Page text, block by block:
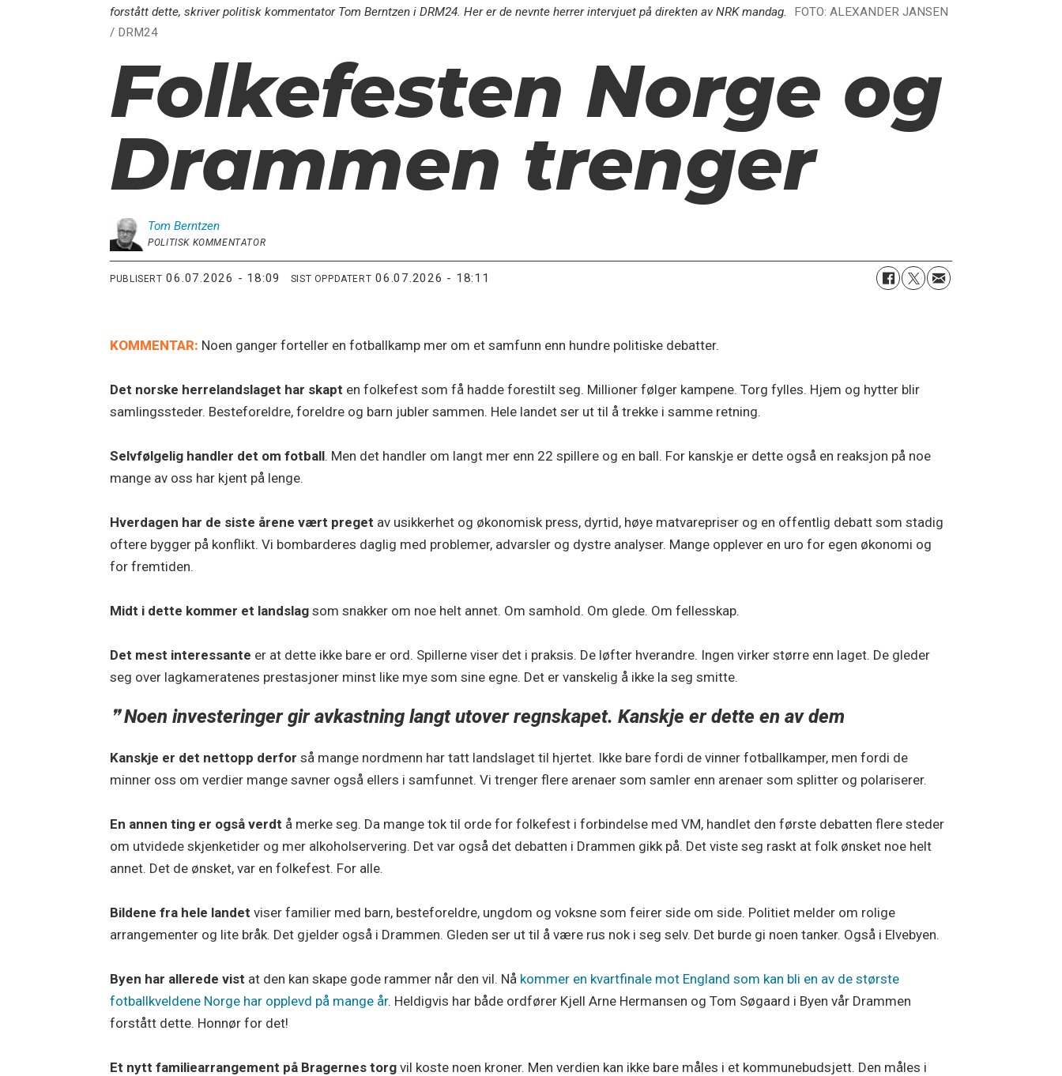
forstått dette, skriver politisk kommentator Tom Berntzen i DRM24. Her er de nevnte herrer intervjuet på direkten av NRK mandag.
FOTO: ALEXANDER JANSEN
/ DRM24
Folkefesten Norge og
Drammen trenger
Tom Berntzen
POLITISK KOMMENTATOR
PUBLISERT 06.07.2026 - 18:09 SIST OPPDATERT 06.07.2026 - 18:11
KOMMENTAR: Noen ganger forteller en fotballkamp mer om et samfunn enn hundre politiske debatter.
Det norske herrelandslaget har skapt en folkefest som få hadde forestilt seg. Millioner følger kampene. Torg fylles. Hjem og hytter blir
samlingssteder. Besteforeldre, foreldre og barn jubler sammen. Hele landet ser ut til å trekke i samme retning.
Selvfølgelig handler det om fotball. Men det handler om langt mer enn 22 spillere og en ball. For kanskje er dette også en reaksjon på noe
mange av oss har kjent på lenge.
Hverdagen har de siste årene vært preget av usikkerhet og økonomisk press, dyrtid, høye matvarepriser og en offentlig debatt som stadig
oftere bygger på konflikt. Vi bombarderes daglig med problemer, advarsler og dystre analyser. Mange opplever en uro for egen økonomi og
for fremtiden.
Midt i dette kommer et landslag som snakker om noe helt annet. Om samhold. Om glede. Om fellesskap.
Det mest interessante er at dette ikke bare er ord. Spillerne viser det i praksis. De løfter hverandre. Ingen virker større enn laget. De gleder
seg over lagkameratenes prestasjoner minst like mye som sine egne. Det er vanskelig å ikke la seg smitte.
Noen investeringer gir avkastning langt utover regnskapet. Kanskje er dette en av dem
Kanskje er det nettopp derfor så mange nordmenn har tatt landslaget til hjertet. Ikke bare fordi de vinner fotballkamper, men fordi de
minner oss om verdier mange savner også ellers i samfunnet. Vi trenger flere arenaer som samler enn arenaer som splitter og polariserer.
En annen ting er også verdt å merke seg. Da mange tok til orde for folkefest i forbindelse med VM, handlet den første debatten flere steder
om utvidede skjenketider og mer alkoholservering. Det var også det debatten i Drammen gikk på. Det viste seg raskt at folk ønsket noe helt
annet. Det de ønsket, var en folkefest. For alle.
Bildene fra hele landet viser familier med barn, besteforeldre, ungdom og voksne som feirer side om side. Politiet melder om rolige
arrangementer og lite bråk. Det gjelder også i Drammen. Gleden ser ut til å være rus nok i seg selv. Det burde gi noen tanker. Også i Elvebyen.
Byen har allerede vist at den kan skape gode rammer når den vil. Nå kommer en kvartfinale mot England som kan bli en av de største
fotballkveldene Norge har opplevd på mange år. Heldigvis har både ordfører Kjell Arne Hermansen og Tom Søgaard i Byen vår Drammen
forstått dette. Honnør for det!
Et nytt familiearrangement på Bragernes torg vil koste noen kroner. Men verdien kan ikke bare måles i et kommunebudsjett. Den måles i